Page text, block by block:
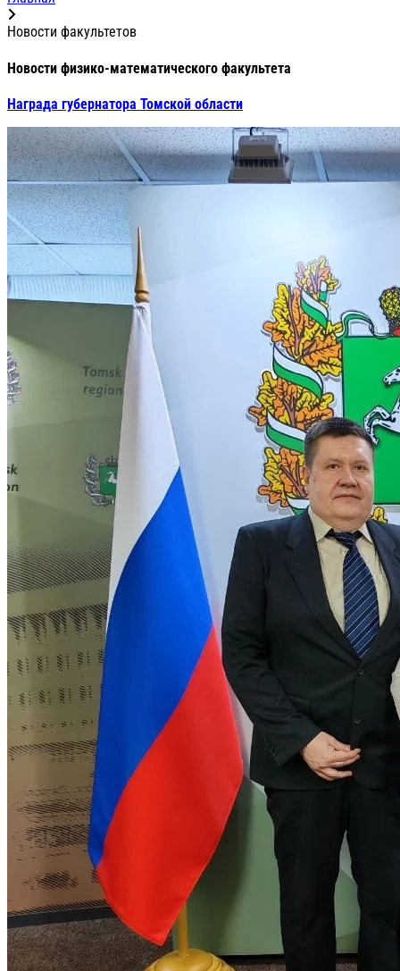
Новости факультетов
Новости физико-математического факультета
Награда губернатора Томской области